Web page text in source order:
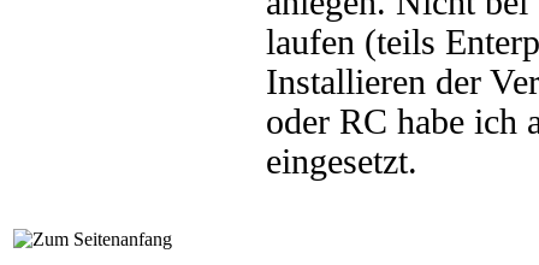
laufen (teils
Installieren der
oder RC habe ich
eingesetzt.